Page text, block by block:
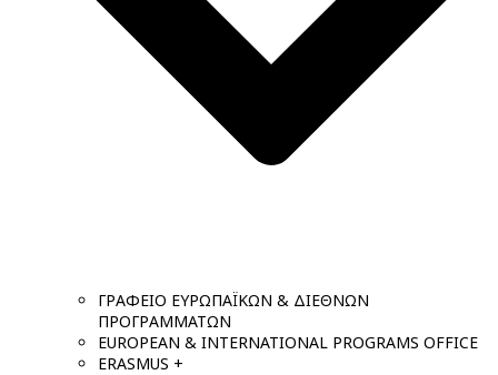
ΓΡΑΦΕΙΟ ΕΥΡΩΠΑΪΚΩΝ & ΔΙΕΘΝΩΝ
ΠΡΟΓΡΑΜΜΑΤΩΝ
EUROPEAN & INTERNATIONAL PROGRAMS OFFICE
ERASMUS +